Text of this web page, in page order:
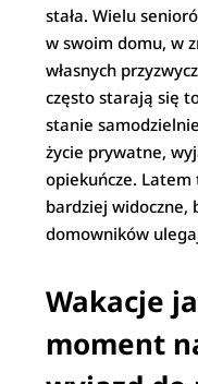
stała. Wielu
w swoim domu, w
własnych
często starają się
stanie
życie prywatne,
opiekuńcze. Latem
bardziej widoczne,
domowników
Wakacje
moment